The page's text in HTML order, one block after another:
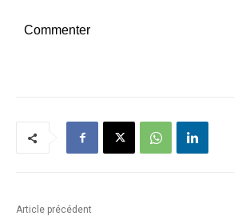
Commenter
Article précédent